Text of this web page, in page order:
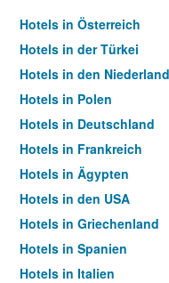
Hotels in Österreich
Hotels in der Türkei
Hotels in den
Hotels in Polen
Hotels in Deutschland
Hotels in Frankreich
Hotels in Ägypten
Hotels in den USA
Hotels in Griechenland
Hotels in Spanien
Hotels in Italien